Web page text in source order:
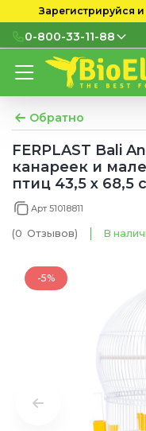
Зарегистрируйся
0-800-33-11-88
0-800-33-11-88
мобильных номеров
(097) 133 11 88
(095) 133 11 88
(073) 133 11 88
Обратно
FERPLAST Bali
канареек и
птиц 43,5 x 68,5
Арт 51018811
(0 Отзывов) В
-5%